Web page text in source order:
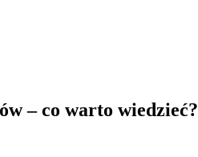
– co warto wiedzieć?